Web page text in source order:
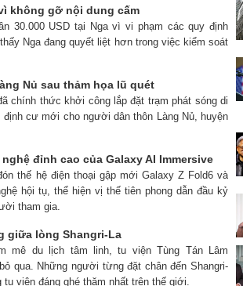
không gỡ nội dung cấm
30.000 USD tại Nga vì vi phạm các quy định
Nga đang quyết liệt hơn trong việc kiểm soát
Nủ sau thảm họa lũ quét
chính thức khởi công lắp đặt trạm phát sóng di
cư mới cho người dân thôn Làng Nủ, huyện
đỉnh cao của Galaxy AI Immersive
thế hệ điện thoại gập mới Galaxy Z Fold6 và
hội tụ, thể hiện vị thế tiên phong dẫn đầu kỷ
tham gia.
giữa lòng Shangri-La
mê du lịch tâm linh, tu viện Tùng Tán Lâm
qua. Những người từng đặt chân đến Shangri-
viện đáng ghé thăm nhất trên thế giới.